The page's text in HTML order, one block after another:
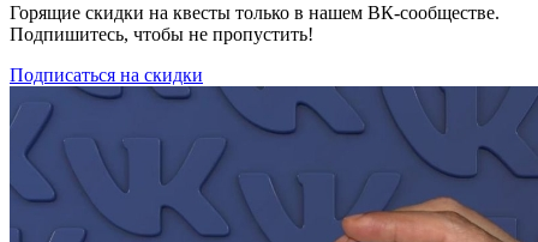
Горящие скидки на квесты только в нашем ВК-сообществе.
Подпишитесь, чтобы не пропустить!
Подписаться на скидки